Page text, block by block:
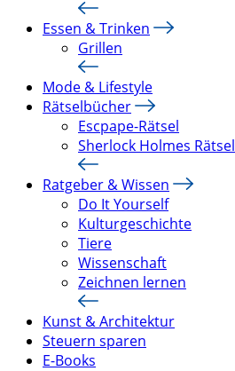
Essen & Trinken
Grillen
Mode & Lifestyle
Rätselbücher
Escpape-Rätsel
Sherlock Holmes Rätsel
Ratgeber & Wissen
Do It Yourself
Kulturgeschichte
Tiere
Wissenschaft
Zeichnen lernen
Kunst & Architektur
Steuern sparen
E-Books